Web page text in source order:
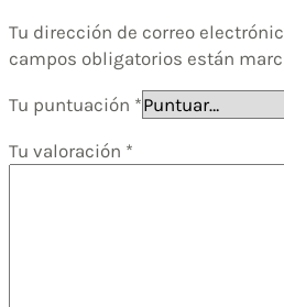
Tu dirección de correo
campos obligatorios están
Tu puntuación *
Tu valoración *